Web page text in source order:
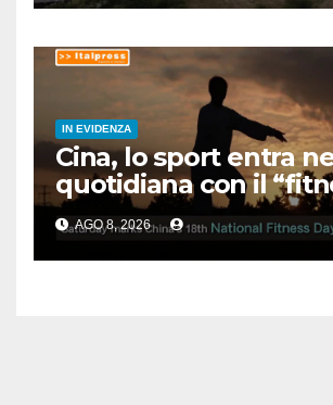
IN EVIDENZA
Cina, lo sport entra
quotidiana con il
minuti”
AGO 8, 2026